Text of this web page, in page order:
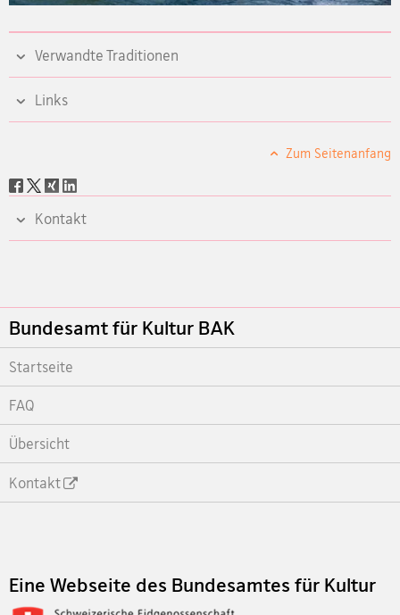
Verwandte Traditionen
Links
Zum Seitenanfang
Social
Kontakt
Footer
Bundesamt für Kultur BAK
Startseite
FAQ
Übersicht
Kontakt
Eine Webseite des Bundesamtes für Kultur